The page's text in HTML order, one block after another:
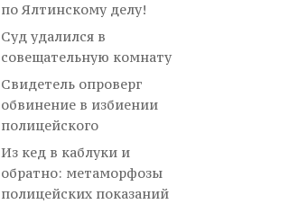
по Ялтинскому делу!
Суд удалился в
совещательную комнату
Свидетель опроверг
обвинение в избиении
полицейского
Из кед в каблуки и
обратно: метаморфозы
полицейских показаний